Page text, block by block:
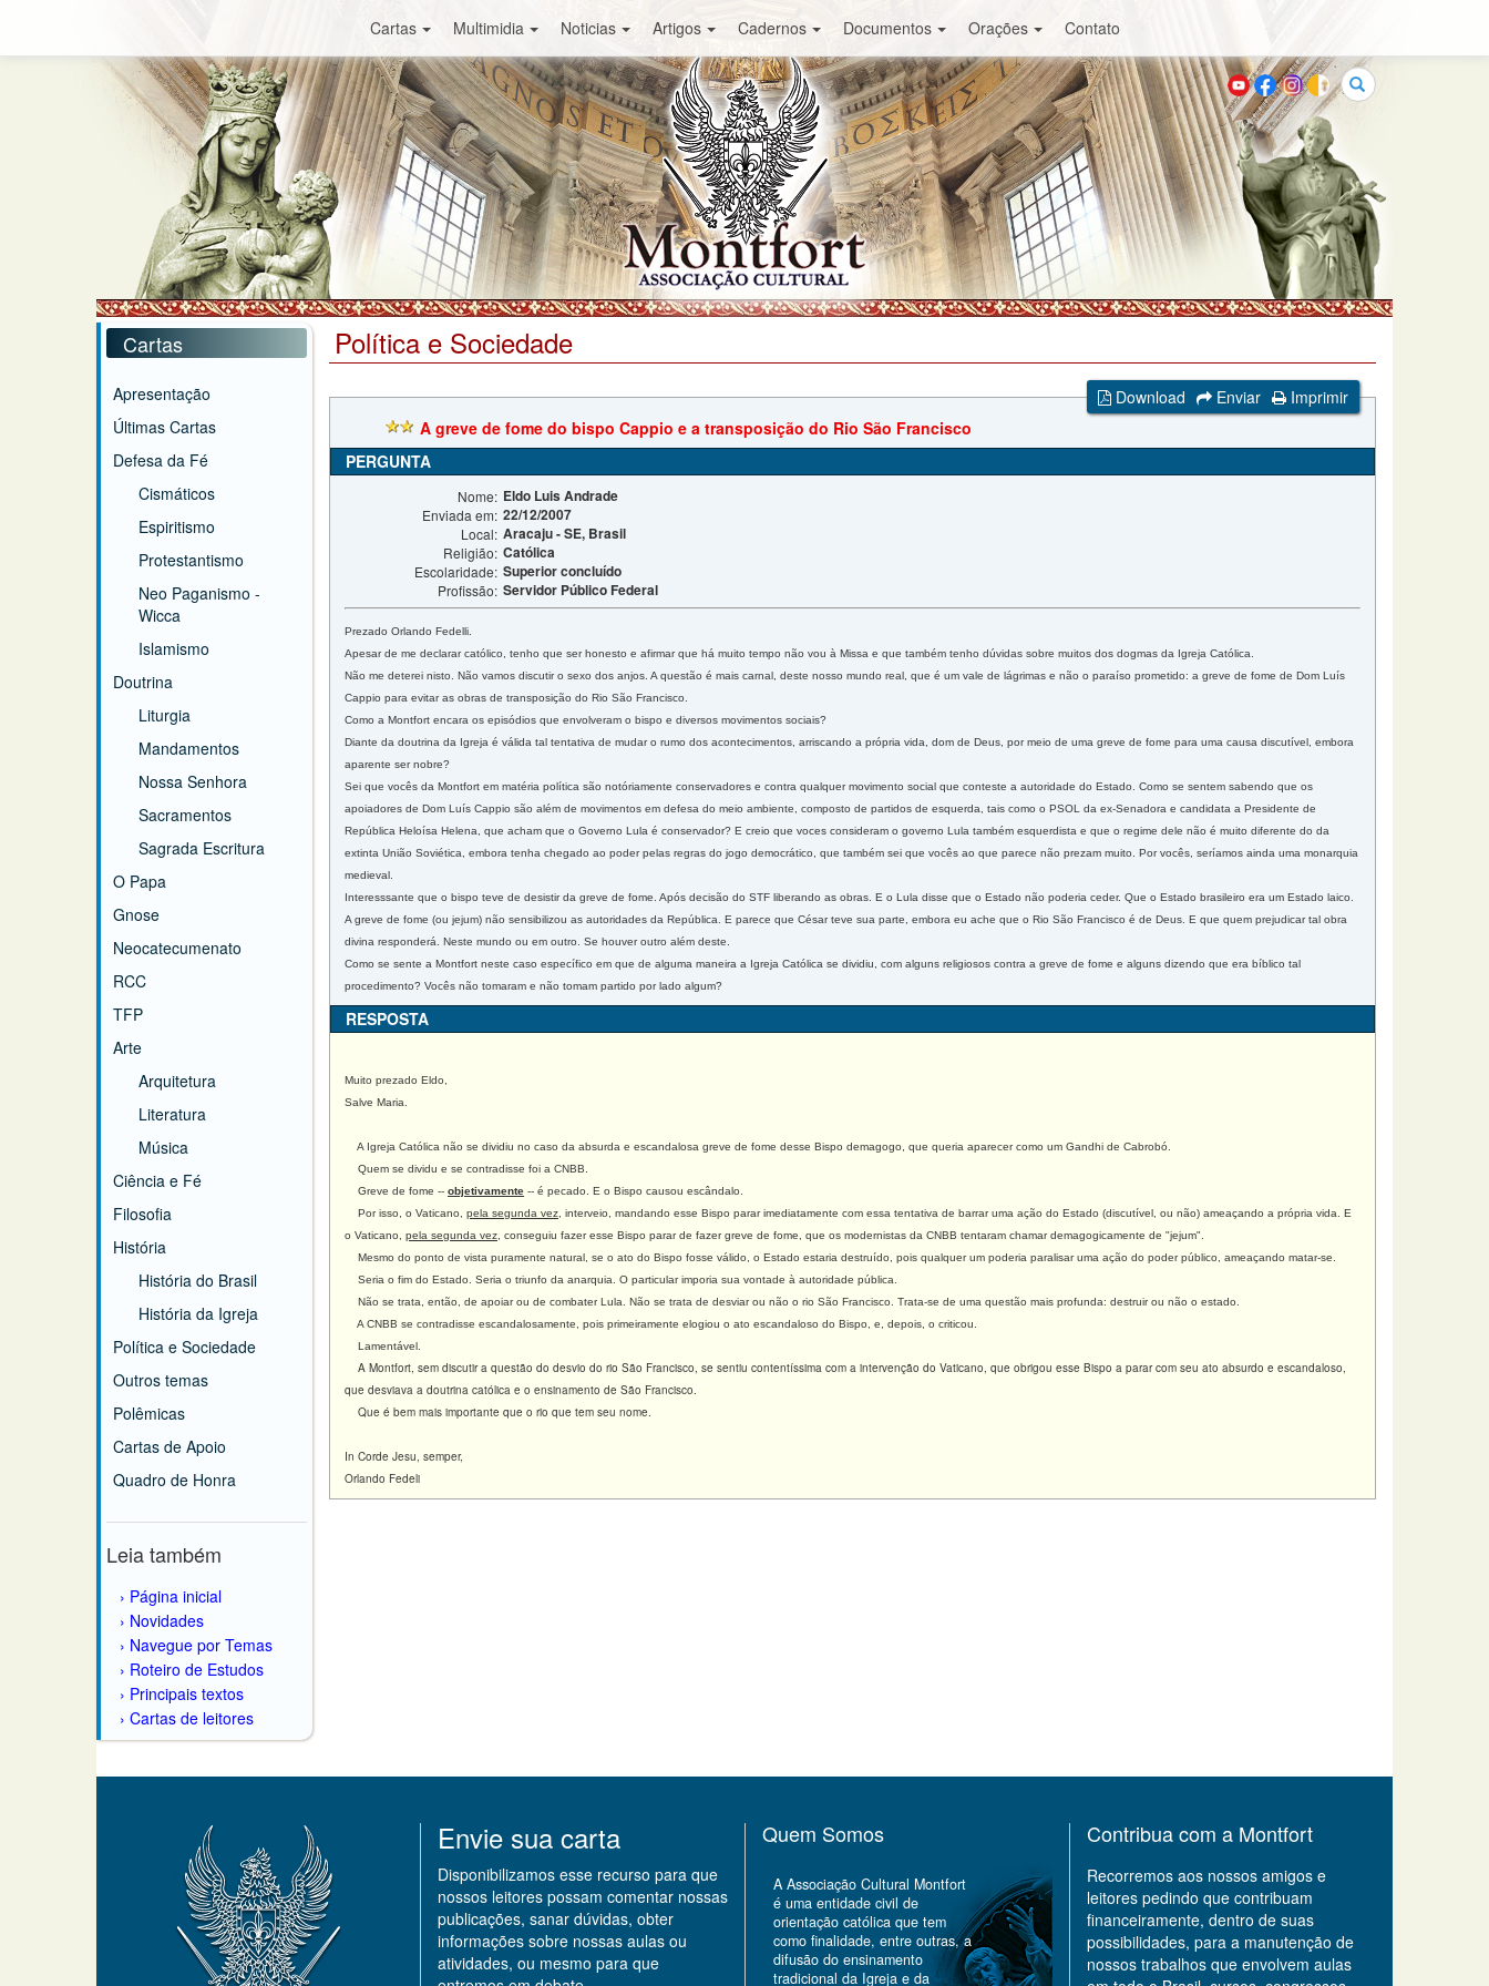
Cartas Multimidia Noticias Artigos Cadernos Documentos Orações Contato
Buscar
Cartas
Apresentação
Últimas Cartas
Defesa da Fé
Cismáticos
Espiritismo
Protestantismo
Neo Paganismo -
Wicca
Islamismo
Doutrina
Liturgia
Mandamentos
Nossa Senhora
Sacramentos
Sagrada Escritura
O Papa
Gnose
Neocatecumenato
RCC
TFP
Arte
Arquitetura
Literatura
Música
Ciência e Fé
Filosofia
História
História do Brasil
História da Igreja
Política e Sociedade
Outros temas
Polêmicas
Cartas de Apoio
Quadro de Honra
Leia também
Página inicial
Novidades
Navegue por Temas
Roteiro de Estudos
Principais textos
Cartas de leitores
Política e Sociedade
Download Enviar
Imprimir
A greve de fome do bispo Cappio e a transposição do Rio São Francisco
PERGUNTA
Nome: Eldo Luis Andrade
Enviada em: 22/12/2007
Local: Aracaju - SE, Brasil
Religião: Católica
Escolaridade: Superior concluído
Profissão: Servidor Público Federal
Prezado Orlando Fedelli.
Apesar de me declarar católico, tenho que ser honesto e afirmar que há muito tempo não vou à Missa e que também tenho dúvidas sobre muitos dos dogmas da Igreja Católica.
Não me deterei nisto. Não vamos discutir o sexo dos anjos. A questão é mais carnal, deste nosso mundo real, que é um vale de lágrimas e não o paraíso prometido: a greve de fome de Dom Luís
Cappio para evitar as obras de transposição do Rio São Francisco.
Como a Montfort encara os episódios que envolveram o bispo e diversos movimentos sociais?
Diante da doutrina da Igreja é válida tal tentativa de mudar o rumo dos acontecimentos, arriscando a própria vida, dom de Deus, por meio de uma greve de fome para uma causa discutível, embora
aparente ser nobre?
Sei que vocês da Montfort em matéria política são notóriamente conservadores e contra qualquer movimento social que conteste a autoridade do Estado. Como se sentem sabendo que os
apoiadores de Dom Luís Cappio são além de movimentos em defesa do meio ambiente, composto de partidos de esquerda, tais como o PSOL da ex-Senadora e candidata a Presidente de
República Heloísa Helena, que acham que o Governo Lula é conservador? E creio que voces consideram o governo Lula também esquerdista e que o regime dele não é muito diferente do da
extinta União Soviética, embora tenha chegado ao poder pelas regras do jogo democrático, que também sei que vocês ao que parece não prezam muito. Por vocês, seríamos ainda uma monarquia
medieval.
Interesssante que o bispo teve de desistir da greve de fome. Após decisão do STF liberando as obras. E o Lula disse que o Estado não poderia ceder. Que o Estado brasileiro era um Estado laico.
A greve de fome (ou jejum) não sensibilizou as autoridades da República. E parece que César teve sua parte, embora eu ache que o Rio São Francisco é de Deus. E que quem prejudicar tal obra
divina responderá. Neste mundo ou em outro. Se houver outro além deste.
Como se sente a Montfort neste caso específico em que de alguma maneira a Igreja Católica se dividiu, com alguns religiosos contra a greve de fome e alguns dizendo que era bíblico tal
procedimento? Vocês não tomaram e não tomam partido por lado algum?
RESPOSTA
Muito prezado Eldo,
Salve Maria.
A Igreja Católica não se dividiu no caso da absurda e escandalosa greve de fome desse Bispo demagogo, que queria aparecer como um Gandhi de Cabrobó.
Quem se dividu e se contradisse foi a CNBB.
Greve de fome -- objetivamente -- é pecado. E o Bispo causou escândalo.
Por isso, o Vaticano, pela segunda vez , interveio, mandando esse Bispo parar imediatamente com essa tentativa de barrar uma ação do Estado (discutível, ou não) ameaçando a própria vida. E
o Vaticano, pela segunda vez, conseguiu fazer esse Bispo parar de fazer greve de fome, que os modernistas da CNBB tentaram chamar demagogicamente de "jejum".
Mesmo do ponto de vista puramente natural, se o ato do Bispo fosse válido, o Estado estaria destruído, pois qualquer um poderia paralisar uma ação do poder público, ameaçando matar-se.
Seria o fim do Estado. Seria o triunfo da anarquia. O particular imporia sua vontade à autoridade pública.
Não se trata, então, de apoiar ou de combater Lula. Não se trata de desviar ou não o rio São Francisco. Trata-se de uma questão mais profunda: destruir ou não o estado.
A CNBB se contradisse escandalosamente, pois primeiramente elogiou o ato escandaloso do Bispo, e, depois, o criticou.
Lamentável.
A Montfort, sem discutir a questão do desvio do rio São Francisco, se sentiu contentíssima com a intervenção do Vaticano, que obrigou esse Bispo a parar com seu ato absurdo e escandaloso,
que desviava a doutrina católica e o ensinamento de São Francisco.
Que é bem mais importante que o rio que tem seu nome.
In Corde Jesu, semper,
Orlando Fedeli
Envie sua carta
Disponibilizamos esse recurso para que
nossos leitores possam comentar nossas
publicações, sanar dúvidas, obter
informações sobre nossas aulas ou
atividades, ou mesmo para que
Quem Somos
A Associação Cultural Montfort
é uma entidade civil de
orientação católica que tem
como finalidade, entre outras, a
difusão do ensinamento
tradicional da Igreja e da
Contribua com a Montfort
Recorremos aos nossos amigos e
leitores pedindo que contribuam
financeiramente, dentro de suas
possibilidades, para a manutenção de
nossos trabalhos que envolvem aulas